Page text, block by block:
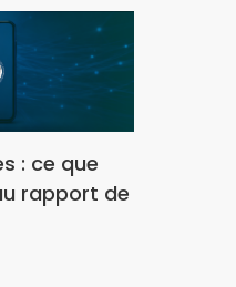
: ce que
rapport de